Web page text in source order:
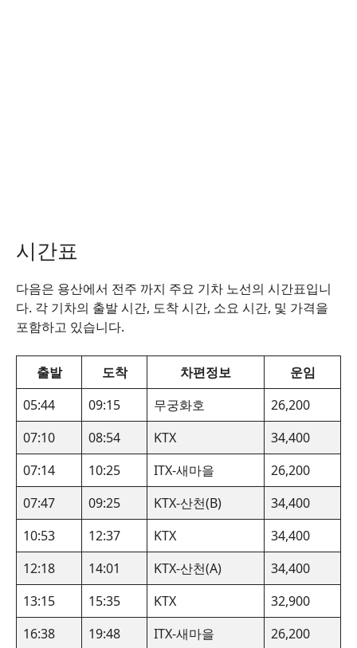
시간표
다음은 용산에서 전주 까지 주요 기차 노선의 시간표입니
다. 각 기차의 출발 시간, 도착 시간, 소요 시간, 및 가격을
포함하고 있습니다.
출발 도착 차편정보
운임
05:44
09:15 무궁화호
26,200
07:10
08:54 KTX
34,400
07:14
10:25 ITX-새마을
26,200
07:47
09:25 KTX-산천(B)
34,400
10:53
12:37 KTX
34,400
12:18
14:01 KTX-산천(A)
34,400
13:15
15:35 KTX
32,900
16:38
19:48 ITX-새마을
26,200